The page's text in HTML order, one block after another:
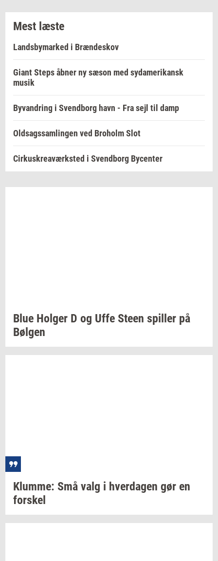
Mest læste
Landsbymarked i Brændeskov
Giant Steps åbner ny sæson med sydamerikansk
musik
Byvandring i Svendborg havn - Fra sejl til damp
Oldsagssamlingen ved Broholm Slot
Cirkuskreaværksted i Svendborg Bycenter
Blue Hol­ger D og Uffe Steen spil­ler på
Bøl­gen
Klum­me: Små valg i hver­da­gen gør en
for­skel